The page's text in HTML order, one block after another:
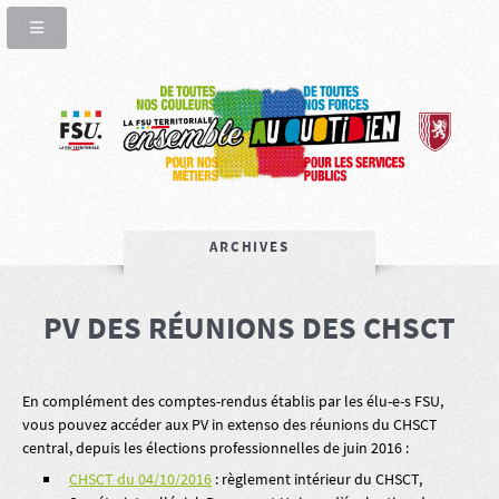
ARCHIVES
PV DES RÉUNIONS DES CHSCT
En complément des comptes-rendus établis par les élu-e-s FSU,
vous pouvez accéder aux PV in extenso des réunions du CHSCT
central, depuis les élections professionnelles de juin 2016 :
CHSCT du 04/10/2016 : règlement intérieur du CHSCT,